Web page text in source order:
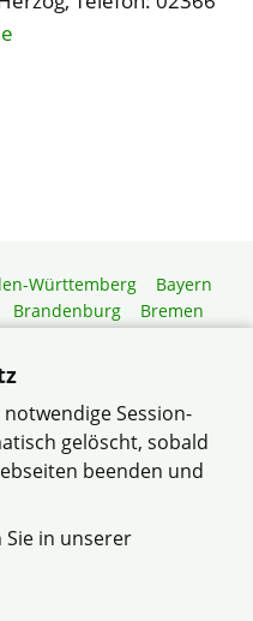
Württemberg
Bayern
Brandenburg
Bremen
Nordrhein-Westfalen
Saarland
Holstein
Thüringen
Gartenberatung
e.V. im Verband
Session-
gelöscht, sobald
beenden und
in unserer